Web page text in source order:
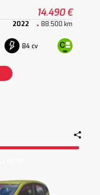
14.490 €
2022 88.500 km
84 cv